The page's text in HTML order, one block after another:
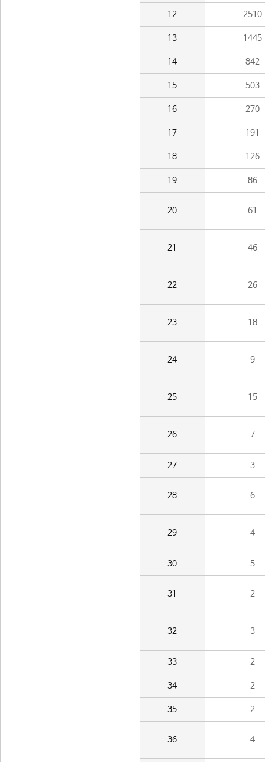
12 2510
13 1445
14 842
15 503
16 270
17 191
18 126
19 86
20 61
21 46
22 26
23 18
24 9
25 15
26 7
27 3
28 6
29 4
30 5
31 2
32 3
33 2
34 2
35 2
36 4